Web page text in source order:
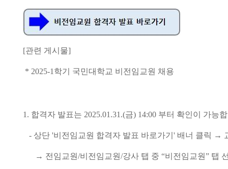
[관련 게시물]
* 2025-1학기 국민대학교 비전임교원 채용
1. 합격자 발표는 2025.01.31.(금) 14:00 부터 확인이 가능
- 상단 '비전임교원 합격자 발표 바로가기' 배너 클릭 →
→ 전임교원/비전임교원/강사 탭 중 “비전임교원” 탭